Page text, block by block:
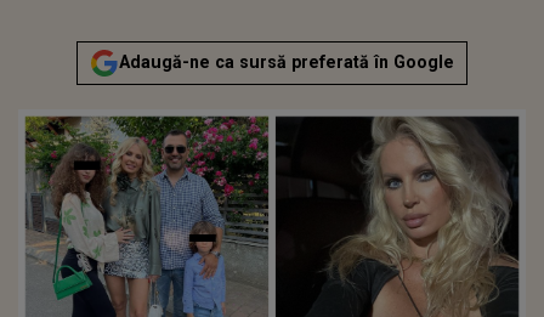
Adaugă-ne ca sursă preferată în Google